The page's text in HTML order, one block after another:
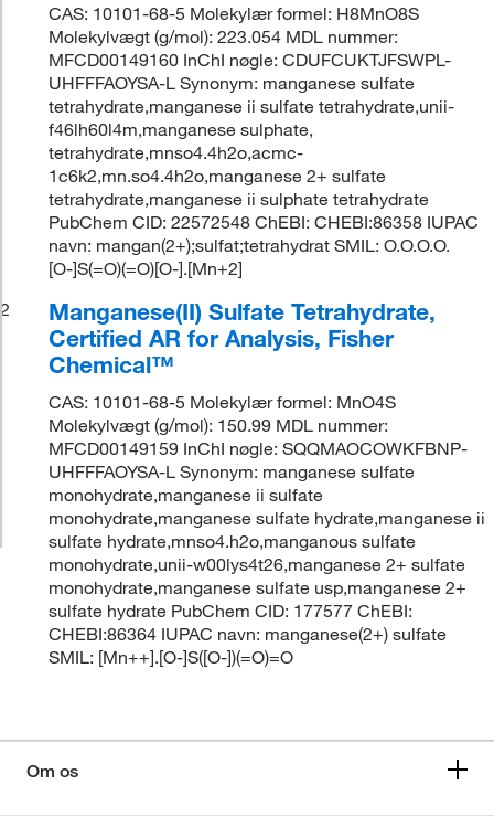
CAS: 10101-68-5 Molekylær formel: H8MnO8S
Molekylvægt (g/mol): 223.054 MDL nummer:
MFCD00149160 InChI nøgle: CDUFCUKTJFSWPL-
UHFFFAOYSA-L Synonym: manganese sulfate
tetrahydrate,manganese ii sulfate tetrahydrate,unii-
f46lh60l4m,manganese sulphate,
tetrahydrate,mnso4.4h2o,acmc-
1c6k2,mn.so4.4h2o,manganese 2+ sulfate
tetrahydrate,manganese ii sulphate tetrahydrate
PubChem CID: 22572548 ChEBI: CHEBI:86358 IUPAC
navn: mangan(2+);sulfat;tetrahydrat SMIL: O.O.O.O.
[O-]S(=O)(=O)[O-].[Mn+2]
2
Manganese(II) Sulfate Tetrahydrate,
Certified AR for Analysis, Fisher
Chemical™
CAS: 10101-68-5 Molekylær formel: MnO4S
Molekylvægt (g/mol): 150.99 MDL nummer:
MFCD00149159 InChI nøgle: SQQMAOCOWKFBNP-
UHFFFAOYSA-L Synonym: manganese sulfate
monohydrate,manganese ii sulfate
monohydrate,manganese sulfate hydrate,manganese ii
sulfate hydrate,mnso4.h2o,manganous sulfate
monohydrate,unii-w00lys4t26,manganese 2+ sulfate
monohydrate,manganese sulfate usp,manganese 2+
sulfate hydrate PubChem CID: 177577 ChEBI:
CHEBI:86364 IUPAC navn: manganese(2+) sulfate
SMIL: [Mn++].[O-]S([O-])(=O)=O
Om os